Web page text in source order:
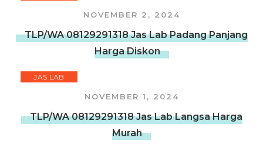
NOVEMBER 2, 2024
TLP/WA 08129291318 Jas Lab Padang Panjang
Harga Diskon
JAS LAB
NOVEMBER 1, 2024
TLP/WA 08129291318 Jas Lab Langsa Harga
Murah